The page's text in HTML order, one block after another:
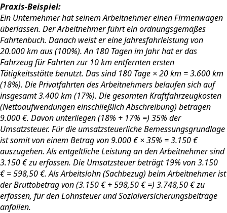
Praxis-Beispiel:
Ein Unternehmer hat seinem Arbeitnehmer einen Firmenwagen
überlassen. Der Arbeitnehmer führt ein ordnungsgemäßes
Fahrtenbuch. Danach weist er eine Jahresfahrleistung von
20.000 km aus (100%). An 180 Tagen im Jahr hat er das
Fahrzeug für Fahrten zur 10 km entfernten ersten
Tätigkeitsstätte benutzt. Das sind 180 Tage × 20 km = 3.600 km
(18%). Die Privatfahrten des Arbeitnehmers belaufen sich auf
insgesamt 3.400 km (17%). Die gesamten Kraftfahrzeugkosten
(Nettoaufwendungen einschließlich Abschreibung) betragen
9.000 €. Davon unterliegen (18% + 17% =) 35% der
Umsatzsteuer. Für die umsatzsteuerliche Bemessungsgrundlage
ist somit von einem Betrag von 9.000 € × 35% = 3.150 €
auszugehen. Als entgeltliche Leistung an den Arbeitnehmer sind
3.150 € zu erfassen. Die Umsatzsteuer beträgt 19% von 3.150
€ = 598,50 €. Als Arbeitslohn (Sachbezug) beim Arbeitnehmer ist
der Bruttobetrag von (3.150 € + 598,50 € =) 3.748,50 € zu
erfassen, für den Lohnsteuer und Sozialversicherungsbeiträge
anfallen.